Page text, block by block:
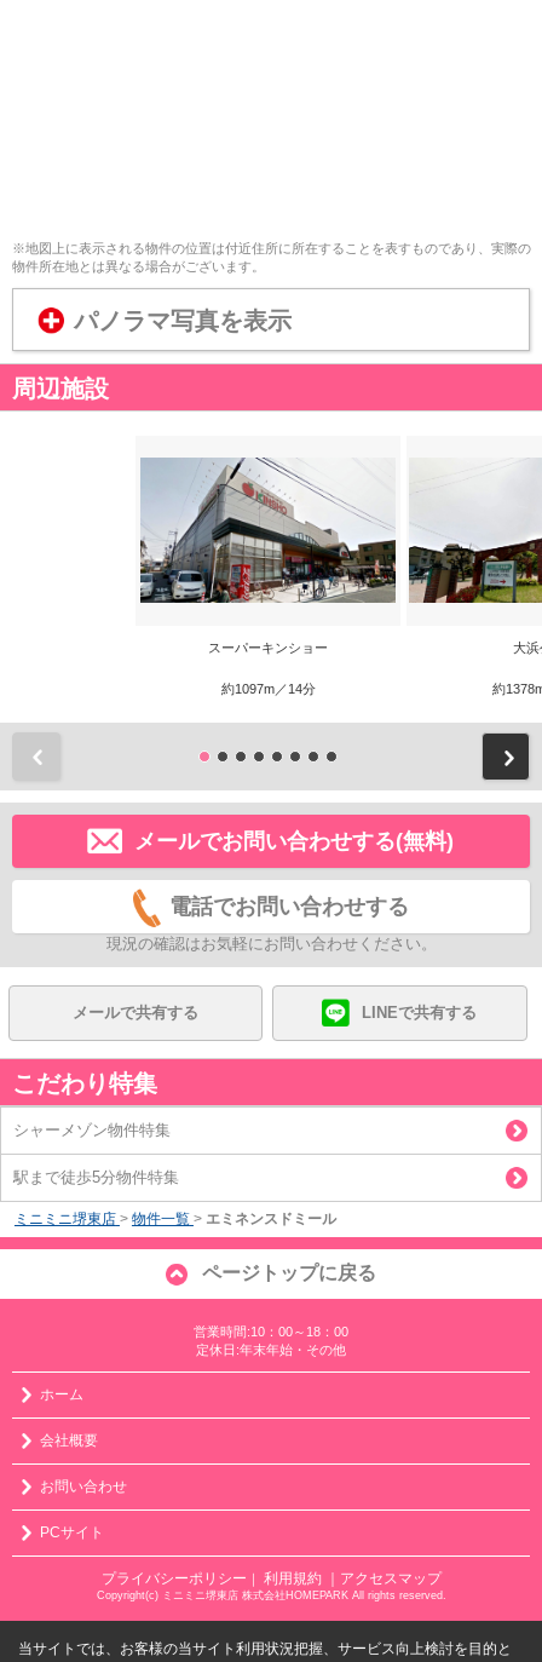
※地図上に表示される物件の位置は付近住所に所在することを表すものであり、実際の
物件所在地とは異なる場合がございます。
パノラマ写真を表示
周辺施設
スーパーキンショー
約1097m／14分
大浜
約
メールでお問い合わせする(無料)
電話でお問い合わせする
現況の確認はお気軽にお問い合わせください。
メールで共有する LINEで共有する
こだわり特集
シャーメゾン物件特集
駅まで徒歩5分物件特集
ミニミニ堺東店 > 物件一覧 > エミネンスドミール
ページトップに戻る
営業時間:10：00～18：00
定休日:年末年始・その他
ホーム
会社概要
お問い合わせ
PCサイト
プライバシーポリシー 利用規約 ｜アクセスマップ
Copyright(c) ミニミニ堺東店 株式会社HOMEPARK All rights reserved.
当サイトでは、お客様の当サイト利用状況把握、サービス向上検討を目的と